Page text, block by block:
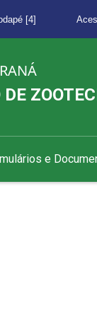
[4]
DE
e